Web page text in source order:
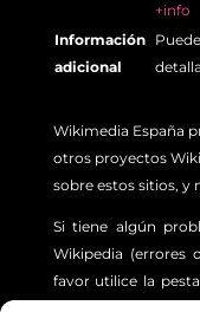
+info
Información
adicional
Wikimedia España
otros proyectos
sobre estos sitios, y
Si tiene algún
Wikipedia (errores
favor utilice la